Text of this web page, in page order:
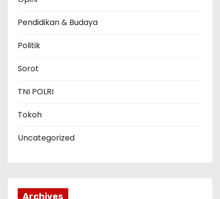
Pendidikan & Budaya
Politik
Sorot
TNI POLRI
Tokoh
Uncategorized
Archives